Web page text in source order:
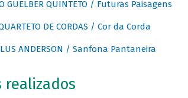
GUELBER QUINTETO / Futuras Paisagens
DE CORDAS / Cor da Corda
ANDERSON / Sanfona Pantaneira
realizados